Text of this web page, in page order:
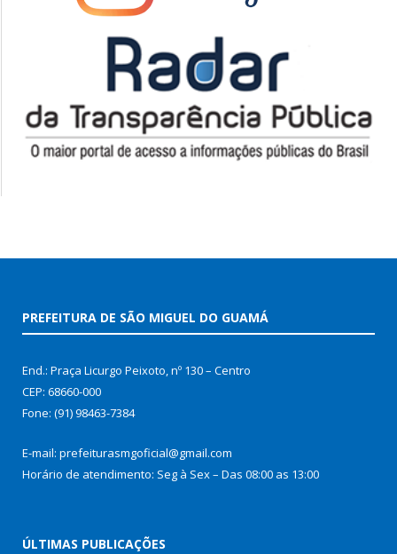
PREFEITURA DE SÃO MIGUEL DO GUAMÁ
End.: Praça Licurgo Peixoto, nº 130 – Centro
CEP: 68660-000
Fone: (91) 98463-7384
E-mail: prefeiturasmgoficial@gmail.com
Horário de atendimento: Seg à Sex – Das 08:00 as 13:00
ÚLTIMAS PUBLICAÇÕES